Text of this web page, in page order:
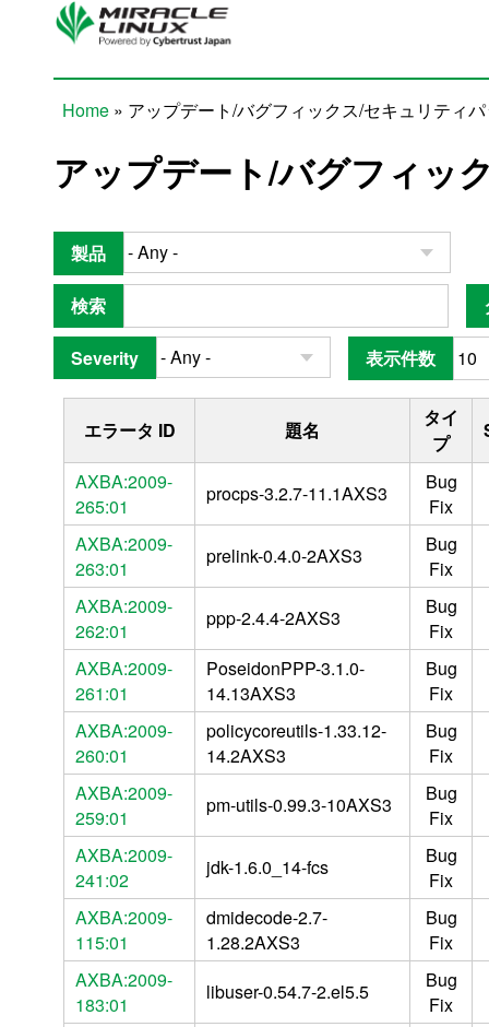
Skip to main content
Home » アップデート/バグフィックス/セキュリティ
アップデート/バグフィッ
製品
検索
Severity 表示件数
エラータ ID 題名
タイ
プ
AXBA:2009-
265:01
procps-3.2.7-11.1AXS3
Bug
Fix
AXBA:2009-
263:01
prelink-0.4.0-2AXS3
Bug
Fix
AXBA:2009-
262:01
ppp-2.4.4-2AXS3
Bug
Fix
AXBA:2009-
261:01
PoseidonPPP-3.1.0-
14.13AXS3
Bug
Fix
AXBA:2009-
260:01
policycoreutils-1.33.12-
14.2AXS3
Bug
Fix
AXBA:2009-
259:01
pm-utils-0.99.3-10AXS3
Bug
Fix
AXBA:2009-
241:02
jdk-1.6.0_14-fcs
Bug
Fix
AXBA:2009-
115:01
dmidecode-2.7-
1.28.2AXS3
Bug
Fix
AXBA:2009-
183:01
libuser-0.54.7-2.el5.5
Bug
Fix